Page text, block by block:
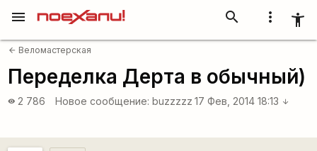
more_vert accessibility_new
search
menu
arrow_back Веломастерская
Переделка Дерта в обычный)
visibility 2 786 Новое сообщение: buzzzzz 17 Фев, 2014 18:13 arrow_downward